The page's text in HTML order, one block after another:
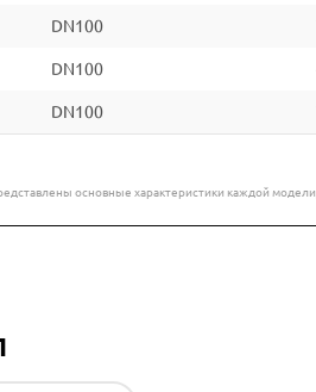
DN100
DN100
DN100
основные характеристики каждой